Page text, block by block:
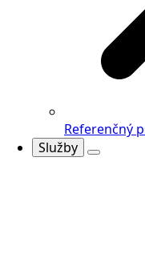
Referenčný
Služby